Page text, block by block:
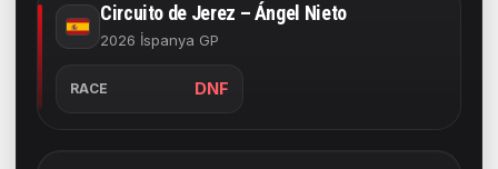
Circuito de Jerez – Ángel Nieto
2026 İspanya GP
RACE DNF